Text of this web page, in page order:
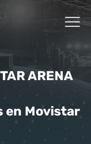
ARENA
en Movistar